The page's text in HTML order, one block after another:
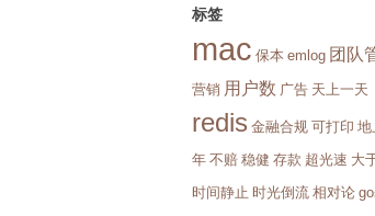
标签
mac 保本 emlog 团队
营销 用户数 广告 天上一天
redis 金融合规 可打印 地
年 不赔 稳健 存款 超光速 大
时间静止 时光倒流 相对论